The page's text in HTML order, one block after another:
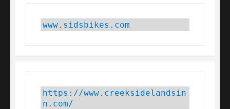
www.sidsbikes.com
https://www.creeksidelandsin
n.com/